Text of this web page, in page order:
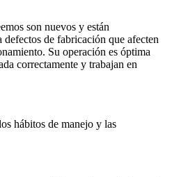
son nuevos y están
de fabricación que afecten
Su operación es óptima
correctamente y trabajan en
hábitos de manejo y las